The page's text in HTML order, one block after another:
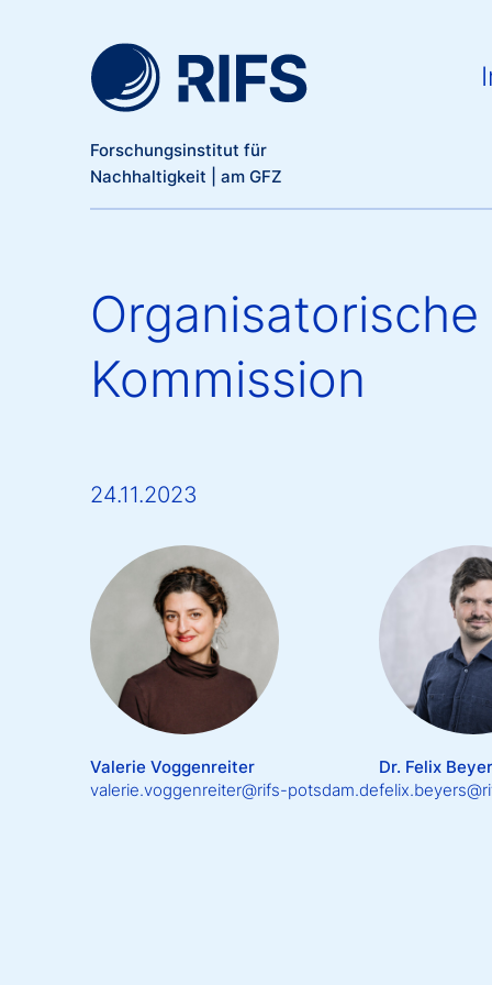
Forschungsinstitut für
Nachhaltigkeit | am GFZ
Kommission
24.11.2023
Valerie Voggenreiter
valerie.voggenreiter@rifs-potsdam.de
Dr. Felix